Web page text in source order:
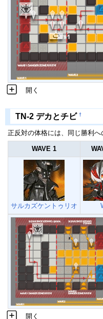
開く
TN-2 デカとチビ †
正反対の体格には、同じ勝利へ
WAVE 1
サルカズケントゥリオ
開く